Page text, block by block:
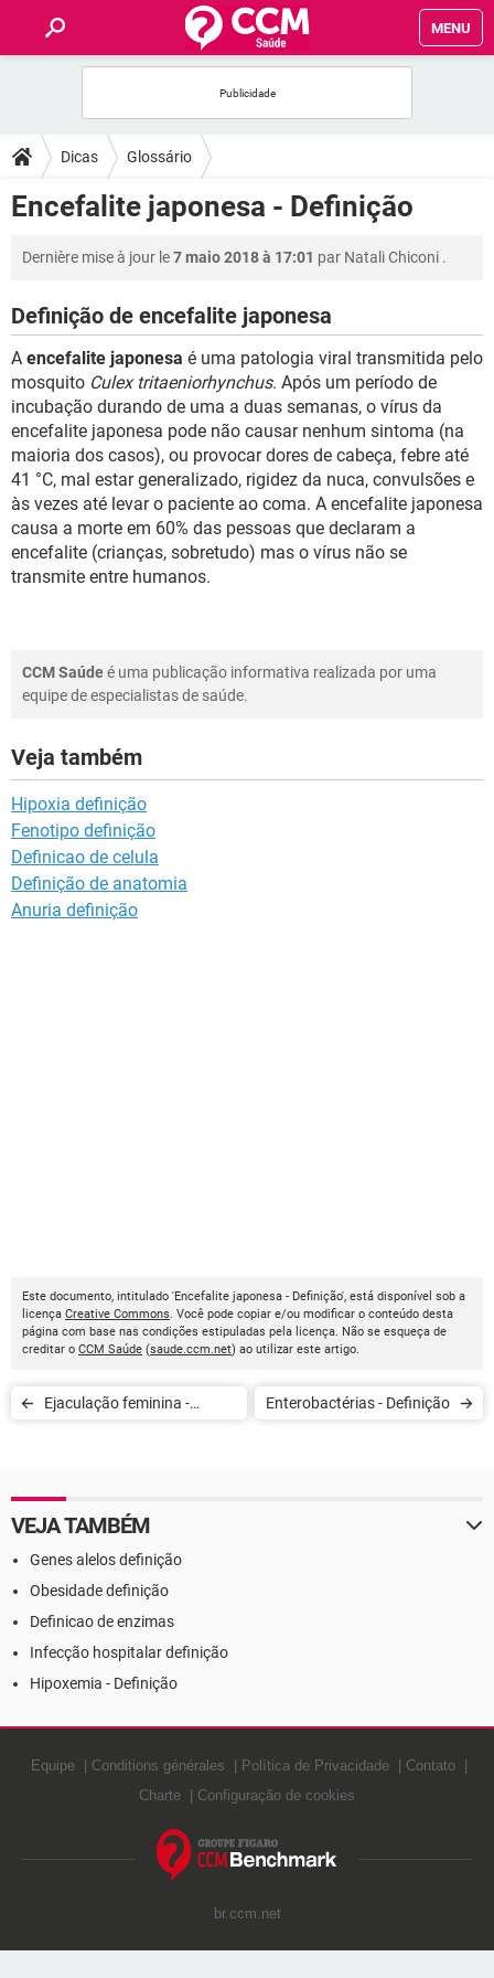
MENU
FORUMS
SAÚDE
FAMÍLIA
NUTRIÇÃO
BEM-ESTAR
SEXUALIDADE
GLOSSÁRIO
Dicas Glossário
Encefalite japonesa - Definição
Dernière mise à jour le7 maio 2018 à 17:01 par Natali Chiconi .
Definição de encefalite japonesa
A encefalite japonesa é uma patologia viral transmitida pelo
mosquito Culex tritaeniorhynchus. Após um período de
incubação durando de uma a duas semanas, o vírus da
encefalite japonesa pode não causar nenhum sintoma (na
maioria dos casos), ou provocar dores de cabeça, febre até
41 °C, mal estar generalizado, rigidez da nuca, convulsões e
às vezes até levar o paciente ao coma. A encefalite japonesa
causa a morte em 60% das pessoas que declaram a
encefalite (crianças, sobretudo) mas o vírus não se
transmite entre humanos.
CCM Saúdeé uma publicação informativa realizada por uma
equipe de especialistas de saúde.
Veja também
Hipoxia definição
Fenotipo definição
Definicao de celula
Definição de anatomia
Anuria definição
Este documento, intitulado 'Encefalite japonesa - Definição', está disponível sob a
licença Creative Commons. Você pode copiar e/ou modificar o conteúdo desta
página com base nas condições estipuladas pela licença. Não se esqueça de
creditar o CCM Saúde (saude.ccm.net) ao utilizar este artigo.
Ejaculação feminina -
Enterobactérias - Definição
VEJA TAMBÉM
Genes alelos definição
Obesidade definição
Definicao de enzimas
Infecção hospitalar definição
Hipoxemia - Definição
Equipe Conditions générales Política de Privacidade
Contato
Charte
Configuração de cookies
br.ccm.net